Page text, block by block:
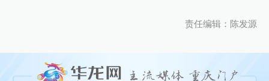
责任编辑：陈发源